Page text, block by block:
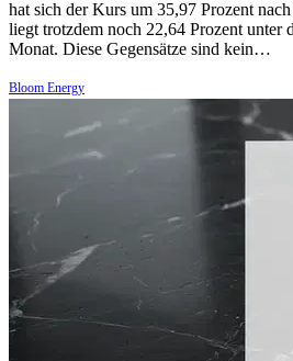
hat sich der Kurs um 35,97 Prozent
liegt trotzdem noch 22,64 Prozent unter
Monat. Diese Gegensätze sind kein…
Bloom Energy